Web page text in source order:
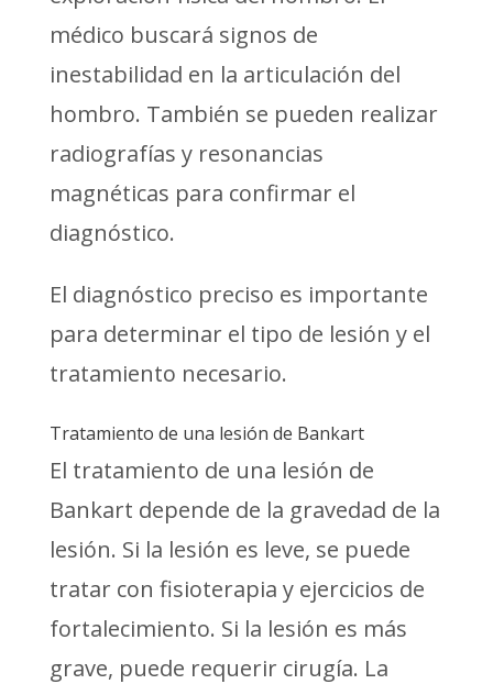
médico buscará signos de
inestabilidad en la articulación del
hombro. También se pueden realizar
radiografías y resonancias
magnéticas para confirmar el
diagnóstico.
El diagnóstico preciso es importante
para determinar el tipo de lesión y el
tratamiento necesario.
Tratamiento de una lesión de Bankart
El tratamiento de una lesión de
Bankart depende de la gravedad de la
lesión. Si la lesión es leve, se puede
tratar con fisioterapia y ejercicios de
fortalecimiento. Si la lesión es más
grave, puede requerir cirugía. La